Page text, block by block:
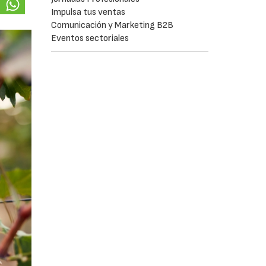
Impulsa tus ventas
Comunicación y Marketing B2B
Eventos sectoriales